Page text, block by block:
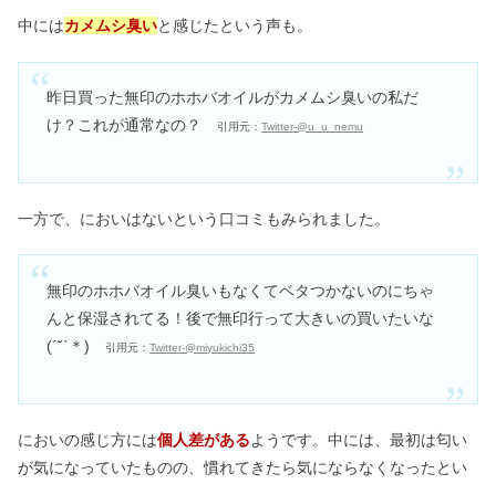
中にはカメムシ臭いと感じたという声も。
昨日買った無印のホホバオイルがカメムシ臭いの私だ
け？これが通常なの？
引用元：Twitter-@u_u_nemu
一方で、においはないという口コミもみられました。
無印のホホバオイル臭いもなくてベタつかないのにちゃ
んと保湿されてる！後で無印行って大きいの買いたいな
(´˘`＊)
引用元：Twitter-@miyukichi35
においの感じ方には個人差があるようです。中には、最初は匂い
が気になっていたものの、慣れてきたら気にならなくなったとい